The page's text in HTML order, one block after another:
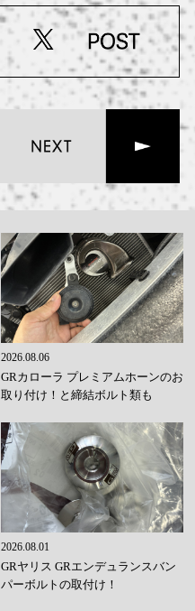
2026.08.06
GRカローラ プレミアムホーンのお
取り付け！と締結ボルト類も
2026.08.01
GRヤリス GRエンデュランスバン
パーボルトの取付け！